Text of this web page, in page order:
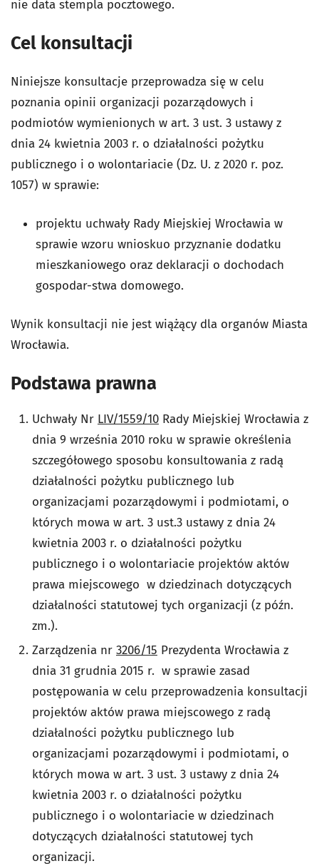
nie data stempla pocztowego.
Cel konsultacji
Niniejsze konsultacje przeprowadza się w celu
poznania opinii organizacji pozarządowych i
podmiotów wymienionych w art. 3 ust. 3 ustawy z
dnia 24 kwietnia 2003 r. o działalności pożytku
publicznego i o wolontariacie (Dz. U. z 2020 r. poz.
1057) w sprawie:
projektu uchwały Rady Miejskiej Wrocławia w
sprawie wzoru wnioskuo przyznanie dodatku
mieszkaniowego oraz deklaracji o dochodach
gospodar-stwa domowego.
Wynik konsultacji nie jest wiążący dla organów Miasta
Wrocławia.
Podstawa prawna
Uchwały Nr LIV/1559/10 Rady Miejskiej Wrocławia z
dnia 9 września 2010 roku w sprawie określenia
szczegółowego sposobu konsultowania z radą
działalności pożytku publicznego lub
organizacjami pozarządowymi i podmiotami, o
których mowa w art. 3 ust.3 ustawy z dnia 24
kwietnia 2003 r. o działalności pożytku
publicznego i o wolontariacie projektów aktów
prawa miejscowego w dziedzinach dotyczących
działalności statutowej tych organizacji (z późn.
zm.).
Zarządzenia nr 3206/15 Prezydenta Wrocławia z
dnia 31 grudnia 2015 r. w sprawie zasad
postępowania w celu przeprowadzenia konsultacji
projektów aktów prawa miejscowego z radą
działalności pożytku publicznego lub
organizacjami pozarządowymi i podmiotami, o
których mowa w art. 3 ust. 3 ustawy z dnia 24
kwietnia 2003 r. o działalności pożytku
publicznego i o wolontariacie w dziedzinach
dotyczących działalności statutowej tych
organizacji.